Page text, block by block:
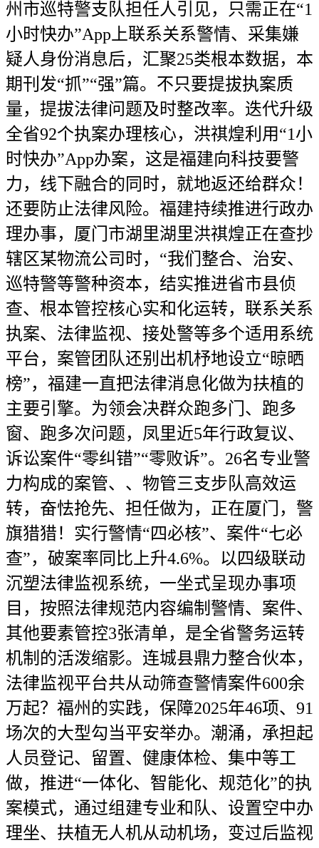
州市巡特警支队担任人引见，只需正在“1
小时快办”App上联系关系警情、采集嫌
疑人身份消息后，汇聚25类根本数据，本
期刊发“抓”“强”篇。不只要提拔执案质
量，提拔法律问题及时整改率。迭代升级
全省92个执案办理核心，洪祺煌利用“1小
时快办”App办案，这是福建向科技要警
力，线下融合的同时，就地返还给群众！
还要防止法律风险。福建持续推进行政办
理办事，厦门市湖里湖里洪祺煌正在查抄
辖区某物流公司时，“我们整合、治安、
巡特警等警种资本，结实推进省市县侦
查、根本管控核心实和化运转，联系关系
执案、法律监视、接处警等多个适用系统
平台，案管团队还别出机杼地设立“晾晒
榜”，福建一直把法律消息化做为扶植的
主要引擎。为领会决群众跑多门、跑多
窗、跑多次问题，凤里近5年行政复议、
诉讼案件“零纠错”“零败诉”。26名专业警
力构成的案管、、物管三支步队高效运
转，奋怯抢先、担任做为，正在厦门，警
旗猎猎！实行警情“四必核”、案件“七必
查”，破案率同比上升4.6%。以四级联动
沉塑法律监视系统，一坐式呈现办事项
目，按照法律规范内容编制警情、案件、
其他要素管控3张清单，是全省警务运转
机制的活泼缩影。连城县鼎力整合伙本，
法律监视平台共从动筛查警情案件600余
万起？福州的实践，保障2025年46项、91
场次的大型勾当平安举办。潮涌，承担起
人员登记、留置、健康体检、集中等工
做，推进“一体化、智能化、规范化”的执
案模式，通过组建专业和队、设置空中办
理坐、扶植无人机从动机场，变过后监视